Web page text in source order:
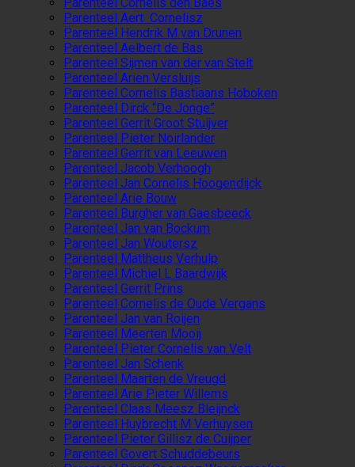
Parenteel Aert Cornelisz
Parenteel Hendrik M van Drunen
Parenteel Aelbert de Bas
Parenteel Sijmen van der van Stelt
Parenteel Arien Versluijs
Parenteel Cornelis Bastiaans Hoboken
Parenteel Dirck “De Jonge”
Parenteel Gerrit Groot Stuijver
Parenteel Pieter Noirlander
Parenteel Gerrit van Leeuwen
Parenteel Jacob Verhoogh
Parenteel Jan Cornelis Hoogendijck
Parenteel Arie Bouw
Parenteel Burgher van Gaesbeeck
Parenteel Jan van Bockum
Parenteel Jan Woutersz
Parenteel Mattheus Verhulp
Parenteel Michiel L Baardwijk
Parenteel Gerrit Prins
Parenteel Cornelis de Oude Vergans
Parenteel Jan van Roijen
Parenteel Meerten Mooij
Parenteel Pieter Cornelis van Velt
Parenteel Jan Schenk
Parenteel Maarten de Vreugd
Parenteel Arie Pieter Willems
Parenteel Claas Meesz Bleijnck
Parenteel Huybrecht M Verhuysen
Parenteel Pieter Gillisz de Cuijper
Parenteel Govert Schuddebeurs